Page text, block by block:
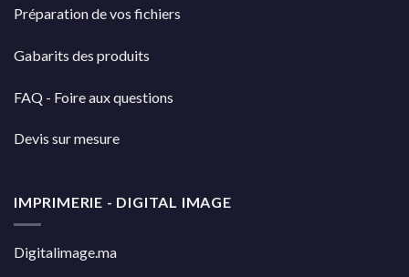
Préparation de vos fichiers
Gabarits des produits
FAQ - Foire aux questions
Devis sur mesure
IMPRIMERIE - DIGITAL IMAGE
Digitalimage.ma